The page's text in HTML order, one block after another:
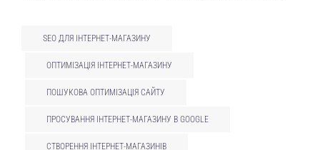
SEO ДЛЯ ІНТЕРНЕТ-МАГАЗИНУ
ОПТИМІЗАЦІЯ ІНТЕРНЕТ-МАГАЗИНУ
ПОШУКОВА ОПТИМІЗАЦІЯ САЙТУ
ПРОСУВАННЯ ІНТЕРНЕТ-МАГАЗИНУ В GOOGLE
СТВОРЕННЯ ІНТЕРНЕТ-МАГАЗИНІВ